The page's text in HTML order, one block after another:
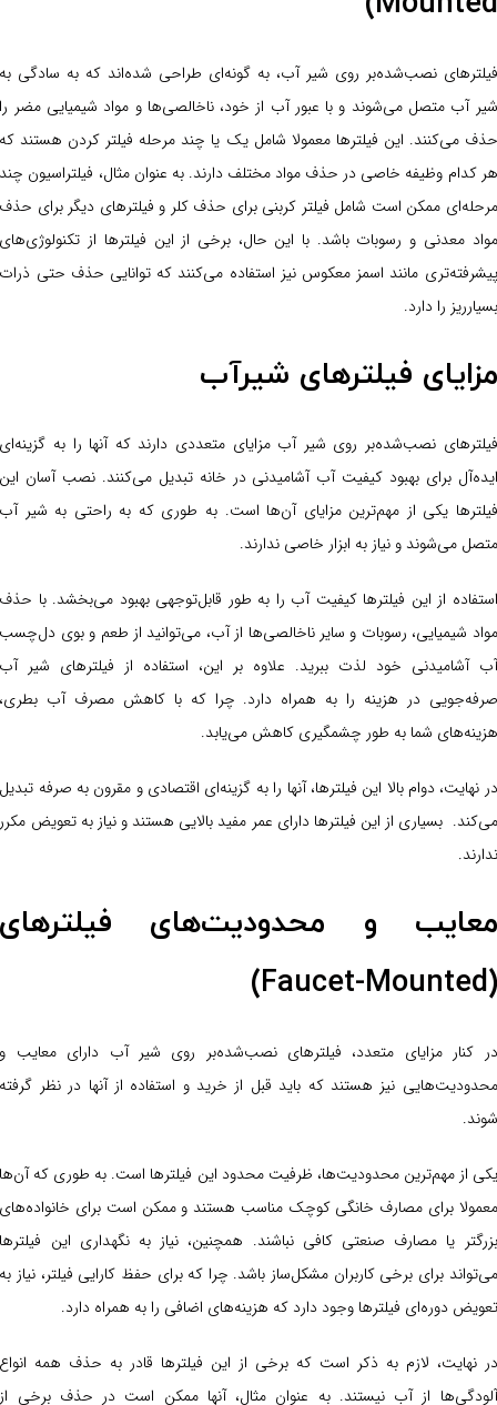
فیلترهای نصب‌شده‌بر روی شیر آب، به گونه‌ای طراحی شده‌اند که به سادگی به
شیر آب متصل می‌شوند و با عبور آب از خود، ناخالصی‌ها و مواد شیمیایی مضر را
حذف می‌کنند. این فیلترها معمولا شامل یک یا چند مرحله فیلتر کردن هستند که
هر کدام وظیفه خاصی در حذف مواد مختلف دارند. به عنوان مثال، فیلتراسیون چند
مرحله‌ای ممکن است شامل فیلتر کربنی برای حذف کلر و فیلترهای دیگر برای حذف
مواد معدنی و رسوبات باشد. با این حال، برخی از این فیلترها از تکنولوژی‌های
پیشرفته‌تری مانند اسمز معکوس نیز استفاده می‌کنند که توانایی حذف حتی ذرات
بسیار‌ریز را دارد.
مزایای فیلترهای شیرآب
فیلترهای نصب‌شده‌بر روی شیر آب مزایای متعددی دارند که آنها را به گزینه‌ای
ایده‌آل برای بهبود کیفیت آب آشامیدنی در خانه تبدیل می‌کنند. نصب آسان این
فیلترها یکی از مهم‌ترین مزایای آن‌ها است. به طوری که به راحتی به شیر آب
متصل می‌شوند و نیاز به ابزار خاصی ندارند.
استفاده از این فیلترها کیفیت آب را به طور قابل‌توجهی بهبود می‌بخشد. با حذف
مواد شیمیایی، رسوبات و سایر ناخالصی‌ها از آب، می‌توانید از طعم و بوی دل‌چسب
آب آشامیدنی خود لذت ببرید. علاوه بر این، استفاده از فیلترهای شیر آب
صرفه‌جویی در هزینه را به همراه دارد. چرا که با کاهش مصرف آب بطری،
هزینه‌های شما به طور چشمگیری کاهش می‌یابد.
در نهایت، دوام بالا این فیلترها، آنها را به گزینه‌ای اقتصادی و مقرون به صرفه تبدیل
می‌کند. بسیاری از این فیلترها دارای عمر مفید بالایی هستند و نیاز به تعویض مکرر
ندارند.
معایب و محدودیت‌های فیلترهای
(Faucet-Mounted)
در کنار مزایای متعدد، فیلترهای نصب‌شده‌بر روی شیر آب دارای معایب و
محدودیت‌هایی نیز هستند که باید قبل از خرید و استفاده از آنها در نظر گرفته
شوند.
یکی از مهم‌ترین محدودیت‌ها، ظرفیت محدود این فیلترها است. به طوری که آن‌ها
معمولا برای مصارف خانگی کوچک مناسب هستند و ممکن است برای خانواده‌های
بزرگتر یا مصارف صنعتی کافی نباشند. همچنین، نیاز به نگهداری این فیلترها
می‌تواند برای برخی کاربران مشکل‌ساز باشد. چرا که برای حفظ کارایی فیلتر، نیاز به
تعویض دوره‌ای فیلترها وجود دارد که هزینه‌های اضافی را به همراه دارد.
در نهایت، لازم به ذکر است که برخی از این فیلترها قادر به حذف همه انواع
آلودگی‌ها از آب نیستند. به عنوان مثال، آنها ممکن است در حذف برخی از